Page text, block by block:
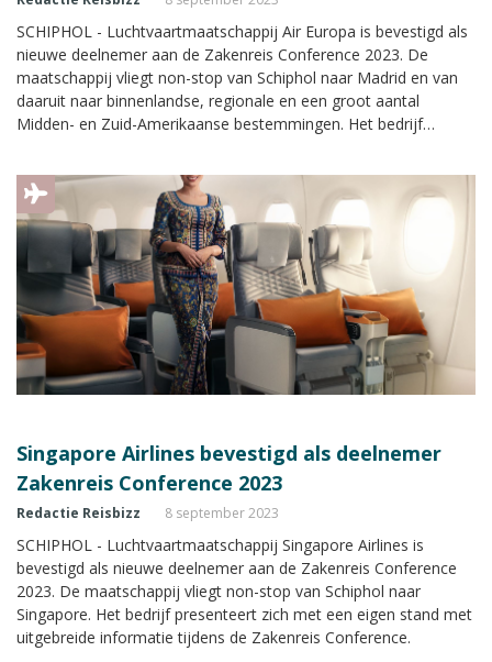
SCHIPHOL - Luchtvaartmaatschappij Air Europa is bevestigd als
nieuwe deelnemer aan de Zakenreis Conference 2023. De
maatschappij vliegt non-stop van Schiphol naar Madrid en van
daaruit naar binnenlandse, regionale en een groot aantal
Midden- en Zuid-Amerikaanse bestemmingen. Het bedrijf
tijdens de Zakenreis Conference.
Singapore Airlines bevestigd als deelnemer
Zakenreis Conference 2023
Redactie Reisbizz 8 september 2023
SCHIPHOL - Luchtvaartmaatschappij Singapore Airlines is
bevestigd als nieuwe deelnemer aan de Zakenreis Conference
2023. De maatschappij vliegt non-stop van Schiphol naar
Singapore. Het bedrijf presenteert zich met een eigen stand met
uitgebreide informatie tijdens de Zakenreis Conference.